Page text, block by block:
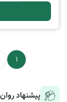
1
پیشنهاد